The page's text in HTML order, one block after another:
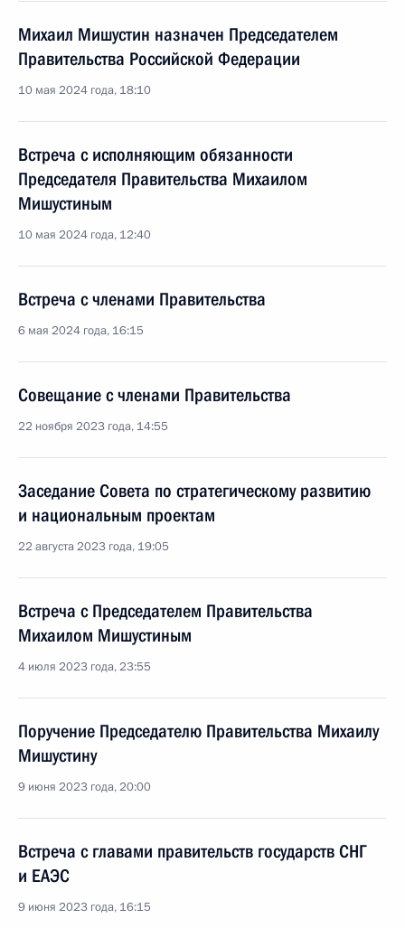
Михаил Мишустин назначен Председателем
Правительства Российской Федерации
10 мая 2024 года, 18:10
Встреча с исполняющим обязанности
Председателя Правительства Михаилом
Мишустиным
10 мая 2024 года, 12:40
Встреча с членами Правительства
6 мая 2024 года, 16:15
Совещание с членами Правительства
22 ноября 2023 года, 14:55
Заседание Совета по стратегическому развитию
и национальным проектам
22 августа 2023 года, 19:05
Встреча с Председателем Правительства
Михаилом Мишустиным
4 июля 2023 года, 23:55
Поручение Председателю Правительства Михаилу
Мишустину
9 июня 2023 года, 20:00
Встреча с главами правительств государств СНГ
и ЕАЭС
9 июня 2023 года, 16:15